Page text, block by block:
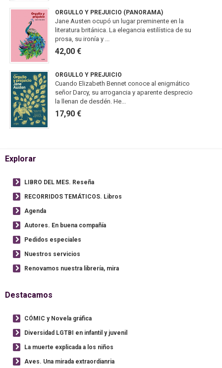
ORGULLO Y PREJUICIO (PANORAMA)
Jane Austen ocupó un lugar preminente en la
literatura británica. La elegancia estilística de su
prosa, su ironía y ...
42,00 €
ORGULLO Y PREJUICIO
Cuando Elizabeth Bennet conoce al enigmático
señor Darcy, su arrogancia y aparente desprecio
la llenan de desdén. He...
17,90 €
Explorar
LIBRO DEL MES. Reseña
RECORRIDOS TEMÁTICOS. Libros
Agenda
Autores. En buena compañía
Pedidos especiales
Nuestros servicios
Renovamos nuestra librería, mira
Destacamos
CÓMIC y Novela gráfica
Diversidad LGTBI en infantil y juvenil
La muerte explicada a los niños
Aves. Una mirada extraordianria